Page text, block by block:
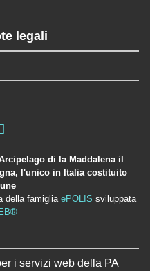
legali
di la Maddalena il
l'unico in Italia costituito
della famiglia ePOLIS sviluppata